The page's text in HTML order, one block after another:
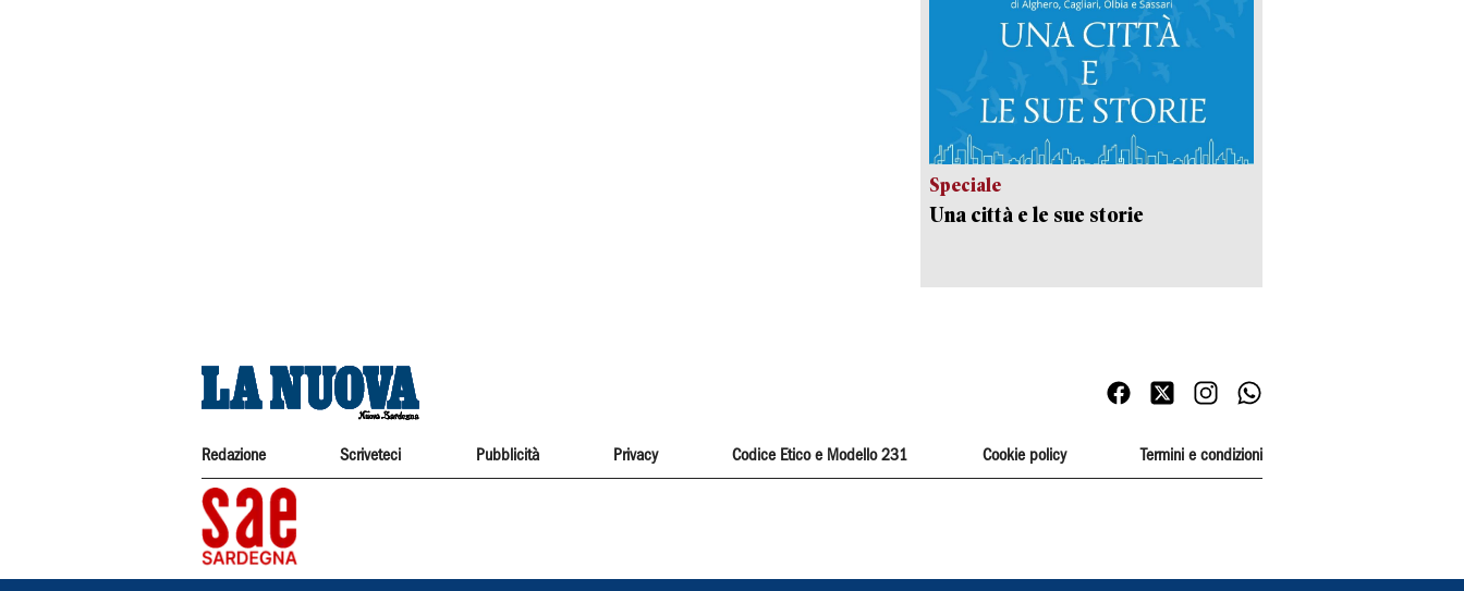
Speciale
Una città e le sue storie
Redazione Scriveteci Pubblicità Privacy Codice Etico e Modello 231 Cookie policy Termini e condizioni